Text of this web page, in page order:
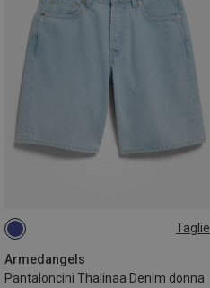
Taglie
Armedangels
Pantaloncini Thalinaa Denim donna
XS